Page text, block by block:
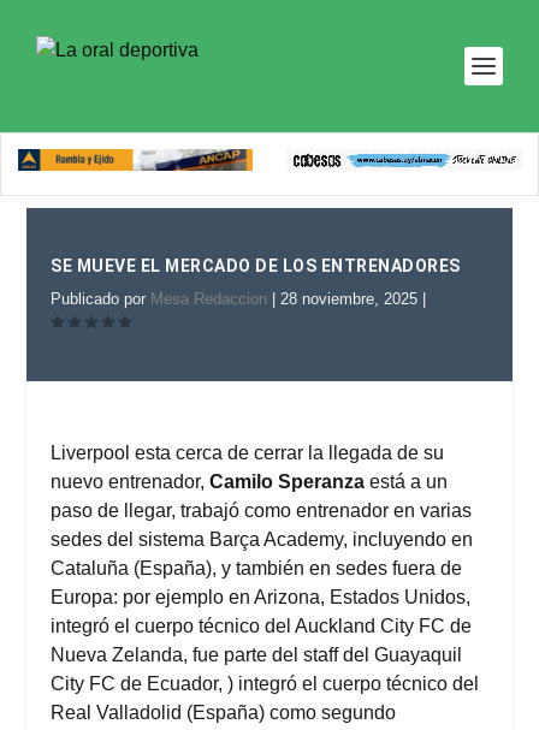
SE MUEVE EL MERCADO DE LOS ENTRENADORES
Publicado por Mesa Redaccion |28 noviembre, 2025
Liverpool esta cerca de cerrar la llegada de su
nuevo entrenador, Camilo Speranza está a un
paso de llegar, trabajó como entrenador en varias
sedes del sistema Barça Academy, incluyendo en
Cataluña (España), y también en sedes fuera de
Europa: por ejemplo en Arizona, Estados Unidos,
integró el cuerpo técnico del Auckland City FC de
Nueva Zelanda, fue parte del staff del Guayaquil
City FC de Ecuador, ) integró el cuerpo técnico del
Real Valladolid (España) como segundo